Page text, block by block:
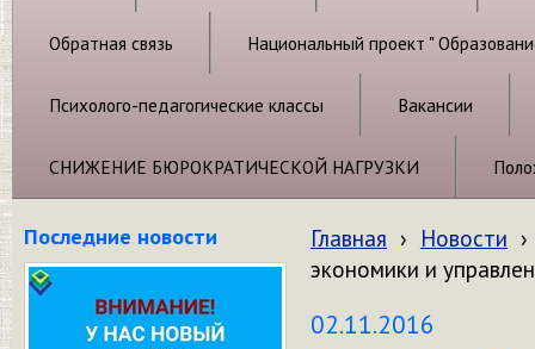
Обратная связь Национальный проект "
Психолого-педагогические классы Вакансии
СНИЖЕНИЕ БЮРОКРАТИЧЕСКОЙ НАГРУЗКИ
Последние новости Главная › Новости ›
экономики и
02.11.2016